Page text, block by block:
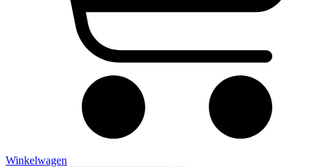
Winkelwagen